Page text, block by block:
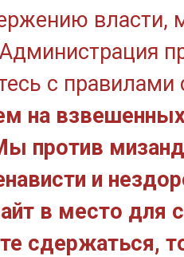
власти,
с правилами
на
против
и
в место для
сдержаться,